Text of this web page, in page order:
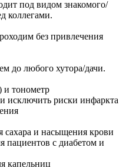
под видом знакомого/
коллегами.
без привлечения
до любого хутора/дачи.
тонометр
исключить риски инфаркта
сахара и насыщения крови
пациентов с диабетом и
капельниц